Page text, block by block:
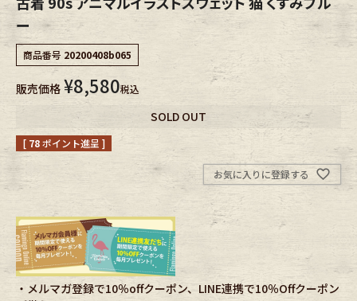
レディース商品カテゴリーから探す
Tops Bottoms
Outer
Fafatt
小物・アクセサリーから探す
Eye Wear
Bag Stall・Scarf
ー
商品番号 20200408b065
販売価格 ¥8,580税込
SOLD OUT
[ 78ポイント進呈 ]
お気に入りに登録する
・メルマガ登録で10％offクーポン、LINE連携で10％Offクーポン